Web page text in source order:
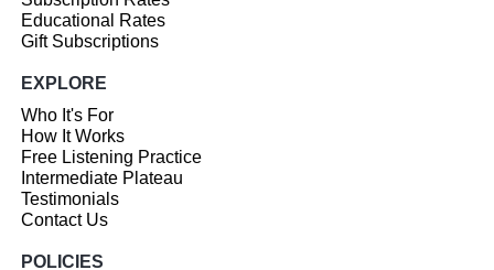
Educational Rates
Gift Subscriptions
EXPLORE
Who It's For
How It Works
Free Listening Practice
Intermediate Plateau
Testimonials
Contact Us
POLICIES